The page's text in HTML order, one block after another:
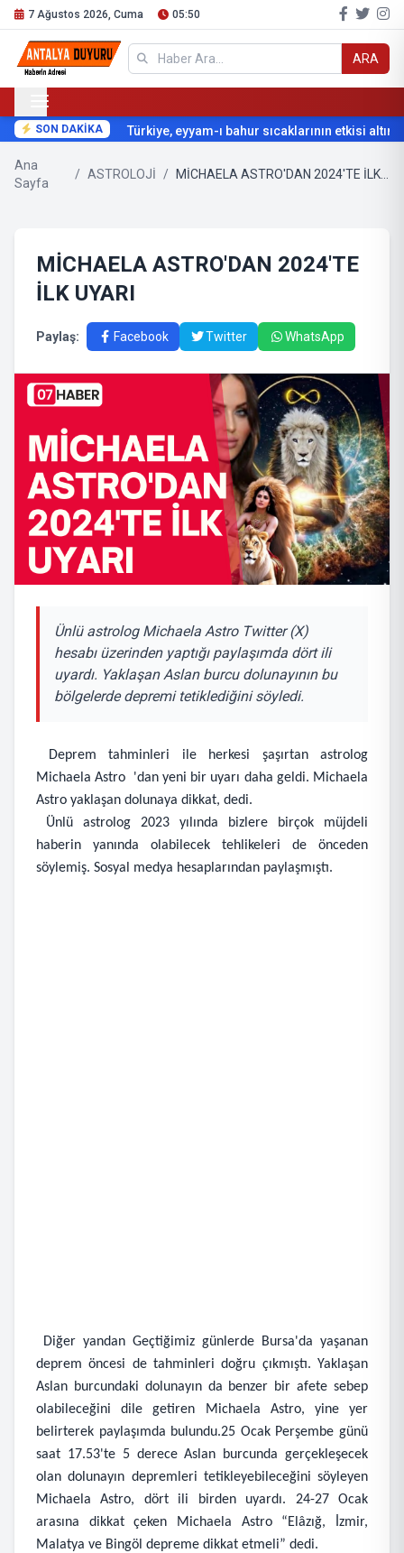
7 Ağustos 2026, Cuma 05:50
ARA
SON DAKİKA Türkiye, eyyam-ı bahur sıcaklarının etkisi altına
Ana
Sayfa
/ ASTROLOJİ /
MİCHAELA ASTRO'DAN 2024'TE
İLK UYARI
Paylaş: Facebook Twitter WhatsApp
Ünlü astrolog Michaela Astro Twitter (X)
hesabı üzerinden yaptığı paylaşımda dört ili
uyardı. Yaklaşan Aslan burcu dolunayının bu
bölgelerde depremi tetiklediğini söyledi.
Deprem tahminleri ile herkesi şaşırtan astrolog
Michaela Astro 'dan yeni bir uyarı daha geldi. Michaela
Astro yaklaşan dolunaya dikkat, dedi.
Ünlü astrolog 2023 yılında bizlere birçok müjdeli
haberin yanında olabilecek tehlikeleri de önceden
söylemiş. Sosyal medya hesaplarından paylaşmıştı.
Diğer yandan Geçtiğimiz günlerde Bursa'da yaşanan
deprem öncesi de tahminleri doğru çıkmıştı. Yaklaşan
Aslan burcundaki dolunayın da benzer bir afete sebep
olabileceğini dile getiren Michaela Astro, yine yer
belirterek paylaşımda bulundu.25 Ocak Perşembe günü
saat 17.53'te 5 derece Aslan burcunda gerçekleşecek
olan dolunayın depremleri tetikleyebileceğini söyleyen
Michaela Astro, dört ili birden uyardı. 24-27 Ocak
arasına dikkat çeken Michaela Astro “Elâzığ, İzmir,
Malatya ve Bingöl depreme dikkat etmeli” dedi.